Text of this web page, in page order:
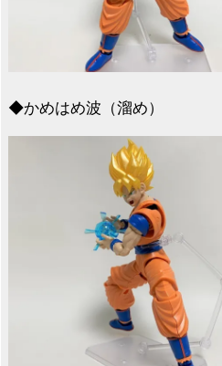
◆かめはめ波（溜め）